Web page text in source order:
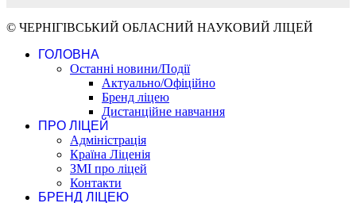
© ЧЕРНІГІВСЬКИЙ ОБЛАСНИЙ НАУКОВИЙ ЛІЦЕЙ
ГОЛОВНА
Останні новини/Події
Актуально/Офіційно
Бренд ліцею
Дистанційне навчання
ПРО ЛІЦЕЙ
Адміністрація
Країна Ліценія
ЗМІ про ліцей
Контакти
БРЕНД ЛІЦЕЮ